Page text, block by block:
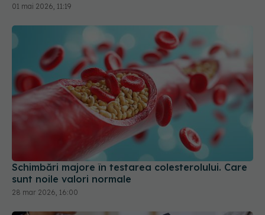
01 mai 2026, 11:19
Schimbări majore în testarea colesterolului. Care
sunt noile valori normale
28 mar 2026, 16:00